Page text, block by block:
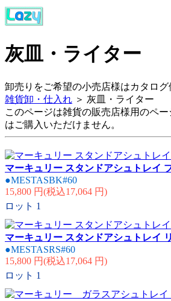
灰皿・ライター
卸売りをご希望の小売店様はカタログ
雑貨卸・仕入れ ＞ 灰皿・ライター
このページは雑貨の販売店様用のペ
はご購入いただけません。
マーキュリー スタンドアシュトレイ
●MESTASBK#60
15,800 円(税込17,064 円)
ロット 1
マーキュリー スタンドアシュトレイ
●MESTASRS#60
15,800 円(税込17,064 円)
ロット 1